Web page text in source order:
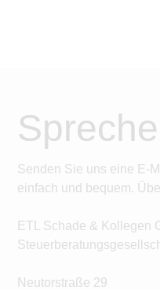
Senden Sie uns eine E-
einfach und bequem.
ETL Schade & Kollegen
Neutorstraße 29